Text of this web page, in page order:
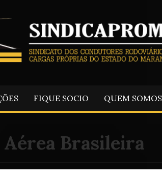
FIQUE SOCIO QUEM SOMOS
Aérea Brasileira